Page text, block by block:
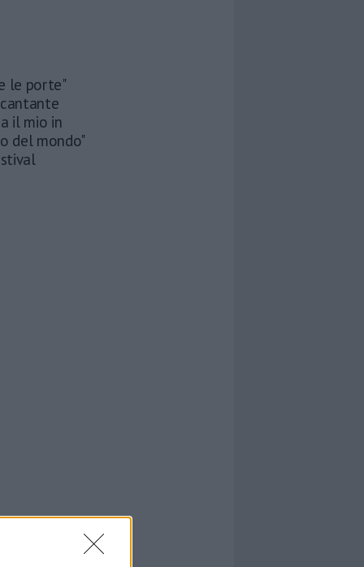
le porte"
il mio in
del mondo"